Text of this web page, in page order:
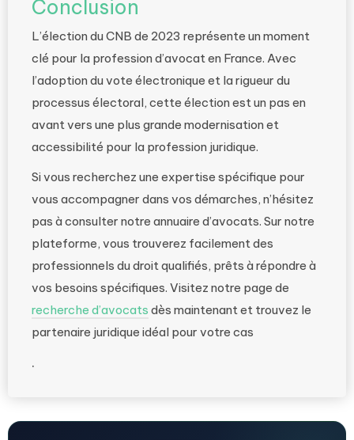
Conclusion
L’élection du CNB de 2023 représente un moment
clé pour la profession d’avocat en France. Avec
l’adoption du vote électronique et la rigueur du
processus électoral, cette élection est un pas en
avant vers une plus grande modernisation et
accessibilité pour la profession juridique.
Si vous recherchez une expertise spécifique pour
vous accompagner dans vos démarches, n’hésitez
pas à consulter notre annuaire d’avocats. Sur notre
plateforme, vous trouverez facilement des
professionnels du droit qualifiés, prêts à répondre à
vos besoins spécifiques. Visitez notre page de
recherche d’avocats dès maintenant et trouvez le
partenaire juridique idéal pour votre cas
.